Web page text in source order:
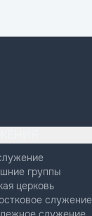
группы
церковь
служение